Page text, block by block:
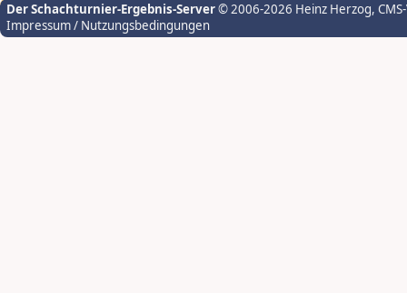
Der Schachturnier-Ergebnis-Server© 2006-2026 Heinz Herzog,
Impressum / Nutzungsbedingungen